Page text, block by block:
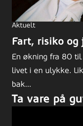
Aktuelt
Fart, risiko og
En økning fra 80
livet i en ulykke.
bak…
Ta vare på